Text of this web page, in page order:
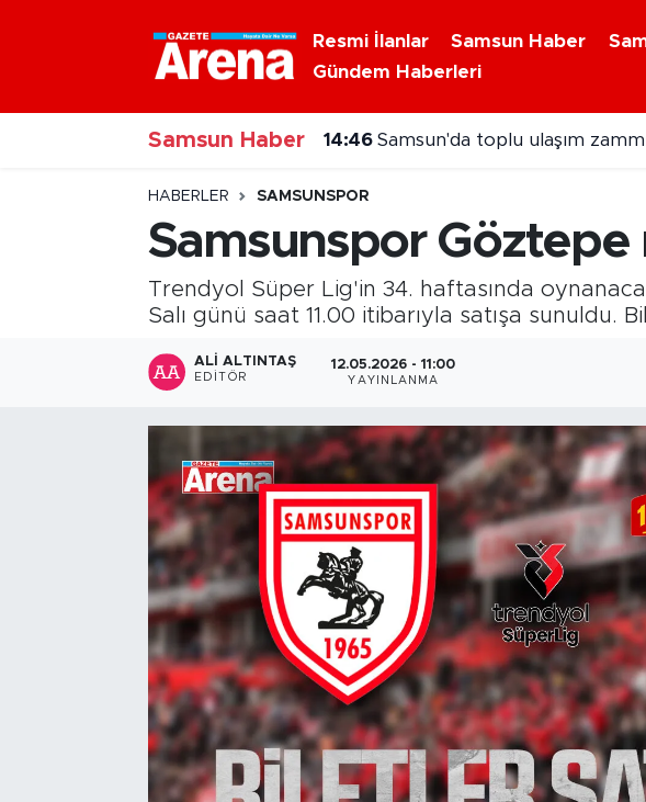
Resmi İlanlar Samsun Haber
Gündem Haberleri
Samsun Haber
HABERLER SAMSUNSPOR
Samsunspor Göztepe
Trendyol Süper Lig'in 34. haftasında
Salı günü saat 11.00 itibarıyla satışa sunuldu.
ALI ALTINTAŞ
EDITÖR
12.05.2026 - 11:00
YAYINLANMA
Nöbetçi Eczaneler
Hava Durumu
Samsun Namaz Vakitleri
Trafik Durumu
Süper Lig Puan Durumu ve Fikstür
Tüm Manşetler
Haber Arşivi